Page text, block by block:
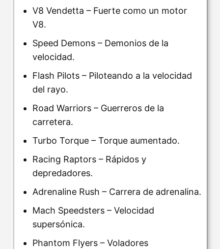
V8 Vendetta – Fuerte como un motor
V8.
Speed Demons – Demonios de la
velocidad.
Flash Pilots – Piloteando a la velocidad
del rayo.
Road Warriors – Guerreros de la
carretera.
Turbo Torque – Torque aumentado.
Racing Raptors – Rápidos y
depredadores.
Adrenaline Rush – Carrera de adrenalina.
Mach Speedsters – Velocidad
supersónica.
Phantom Flyers – Voladores